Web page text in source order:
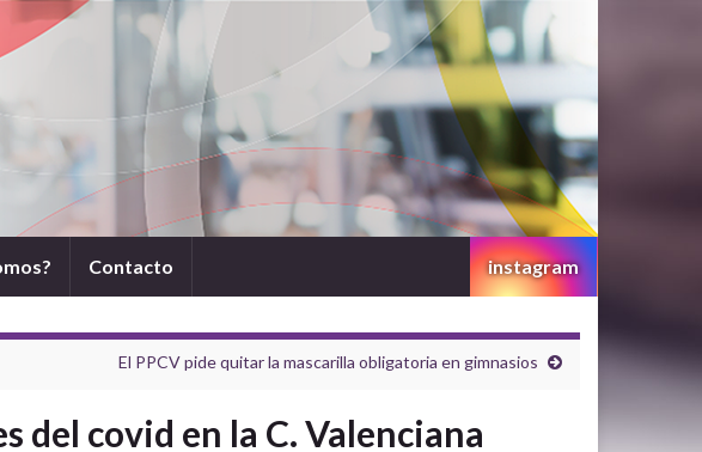
Contacto instagram
El PPCV pide quitar la mascarilla obligatoria en gimnasios
del covid en la C. Valenciana